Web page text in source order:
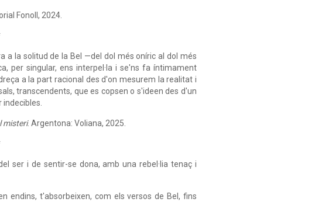
Fonoll, 2024.
a la solitud de la Bel —del dol més oníric al dol més
per singular, ens interpel·la i se'ns fa íntimament
a la part racional des d'on mesurem la realitat i
transcendents, que es copsen o s'ideen des d'un
misteri. Argentona: Voliana, 2025.
ser i de sentir-se dona, amb una rebel·lia tenaç i
endins, t'absorbeixen, com els versos de Bel, fins